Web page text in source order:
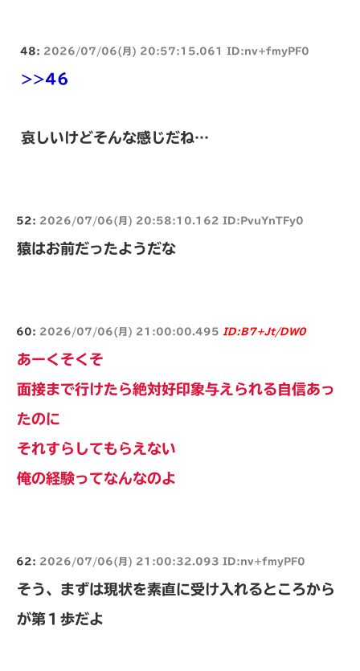
48: 2026/07/06(月) 20:57:15.061 ID:nv+fmyPF0
>>46
哀しいけどそんな感じだね…
52: 2026/07/06(月) 20:58:10.162 ID:PvuYnTFy0
猿はお前だったようだな
60: 2026/07/06(月) 21:00:00.495 ID:B7+Jt/DW0
あーくそくそ
面接まで行けたら絶対好印象与えられる自信あっ
たのに
それすらしてもらえない
俺の経験ってなんなのよ
62: 2026/07/06(月) 21:00:32.093 ID:nv+fmyPF0
そう、まずは現状を素直に受け入れるところから
が第１歩だよ